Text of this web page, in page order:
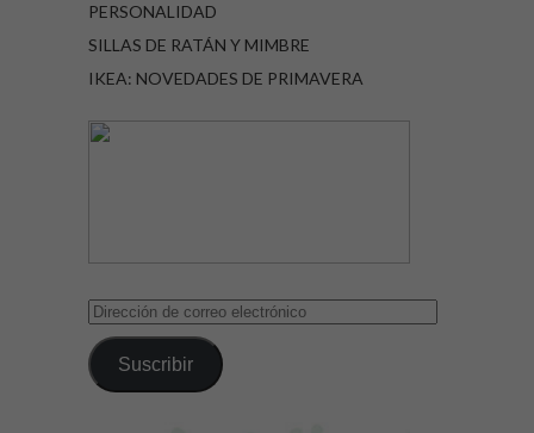
PERSONALIDAD
SILLAS DE RATÁN Y MIMBRE
IKEA: NOVEDADES DE PRIMAVERA
Dirección
de
correo
electrónico
Suscribir